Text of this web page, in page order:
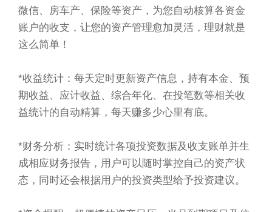
微信、房车产、保险等资产，为您自动核算各资金
账户的收支，让您的资产管理愈加灵活，理财就是
这么简单！
*收益统计：每天定时更新资产信息，持有本金、预
期收益、应计收益、综合年化、在投笔数等相关收
益统计的自动精算，每天赚多少心里有底。
*财务分析：实时统计各项投资数据及收支账单并生
成相应财务报告，用户可以随时掌控自己的资产状
态，同时还会根据用户的投资类型给予投资建议。